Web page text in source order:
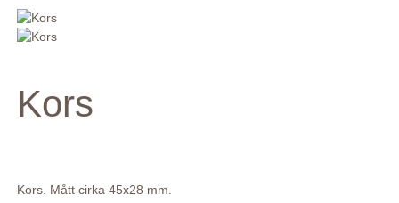
Kors
Kors. Mått cirka 45x28 mm.